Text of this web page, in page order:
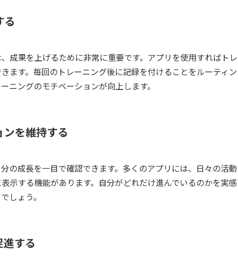
る
成果を上げるために非常に重要です。アプリを使用すればトレ
ます。毎回のトレーニング後に記録を付けることをルーティン
ニングのモチベーションが向上します。
を維持する
の成長を一目で確認できます。多くのアプリには、日々の活動
示する機能があります。自分がどれだけ進んでいるのかを実感
しょう。
する